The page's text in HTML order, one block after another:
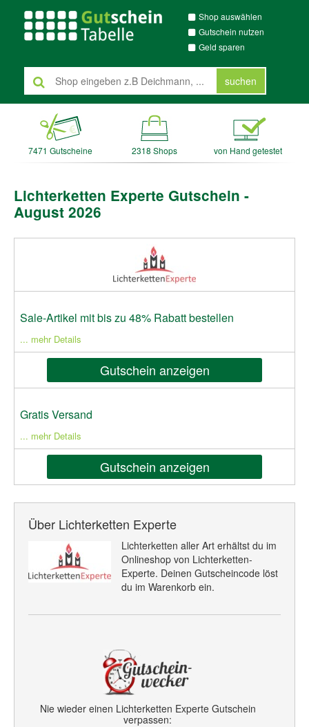
Shop auswählen
Gutschein nutzen
Geld sparen
suchen
7471 Gutscheine 2318 Shops von Hand getestet
Lichterketten Experte Gutschein -
August 2026
Sale-Artikel mit bis zu 48% Rabatt bestellen
... mehr Details
Gutschein anzeigen
Gratis Versand
... mehr Details
Gutschein anzeigen
Über Lichterketten Experte
Lichterketten aller Art erhältst du im
Onlineshop von Lichterketten-
Experte. Deinen Gutscheincode löst
du im Warenkorb ein.
Nie wieder einen Lichterketten Experte Gutschein
verpassen: